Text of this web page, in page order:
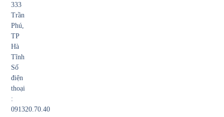
333
Trần
Phú,
TP
Hà
Tĩnh
Số
điện
thoại
:
091320.70.40